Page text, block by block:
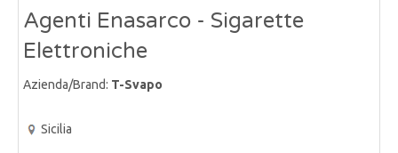
Agenti Enasarco - Sigarette
Elettroniche
Azienda/Brand: T-Svapo
Sicilia